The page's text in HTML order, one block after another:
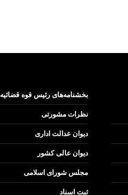
بخشنامه‌های رئیس قوه قضائیه
نظرات مشورتی
دیوان عدالت اداری
دیوان عالی کشور
مجلس شورای اسلامی
ثبت اسناد